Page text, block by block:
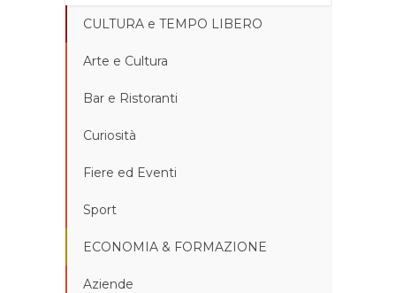
CULTURA e TEMPO LIBERO
Arte e Cultura
Bar e Ristoranti
Curiosità
Fiere ed Eventi
Sport
ECONOMIA & FORMAZIONE
Aziende